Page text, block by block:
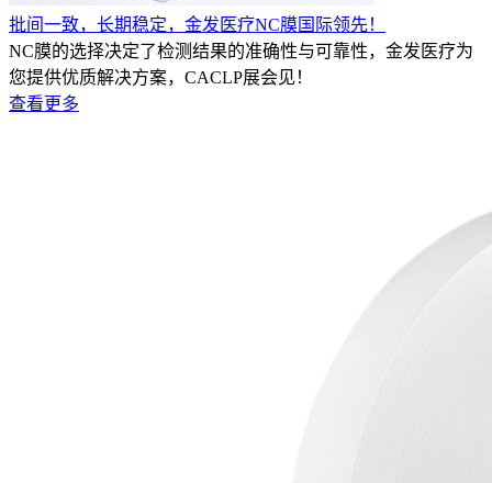
批间一致，长期稳定，金发医疗NC膜国际领先！
NC膜的选择决定了检测结果的准确性与可靠性，金发医疗为
您提供优质解决方案，CACLP展会见！
查看更多